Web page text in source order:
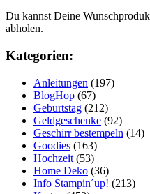
Du kannst Deine
abholen.
Kategorien:
Anleitungen (197)
BlogHop (67)
Geburtstag (212)
Geldgeschenke (92)
Geschirr bestempeln (14)
Goodies (163)
Hochzeit (53)
Home Deko (36)
Info Stampin´up! (213)